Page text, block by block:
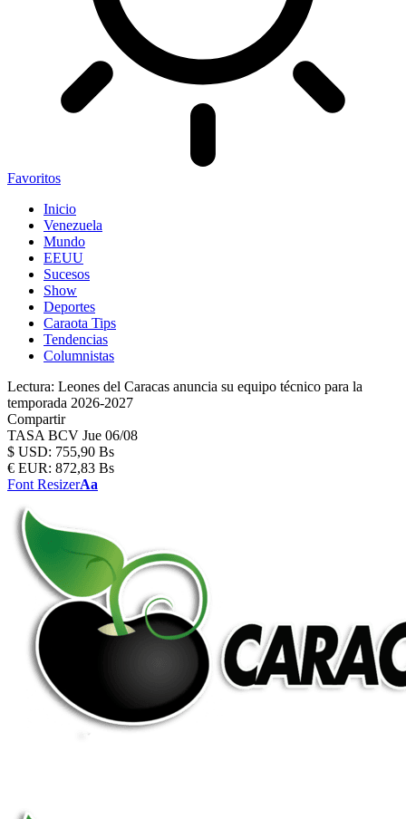
Favoritos
Inicio
Venezuela
Mundo
EEUU
Sucesos
Show
Deportes
Caraota Tips
Tendencias
Columnistas
Lectura: Leones del Caracas anuncia su equipo técnico para la
temporada 2026-2027
Compartir
TASA BCV Jue 06/08
$ USD: 755,90 Bs
€ EUR: 872,83 Bs
Font ResizerAa